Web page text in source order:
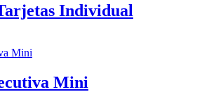
Individual
Mini